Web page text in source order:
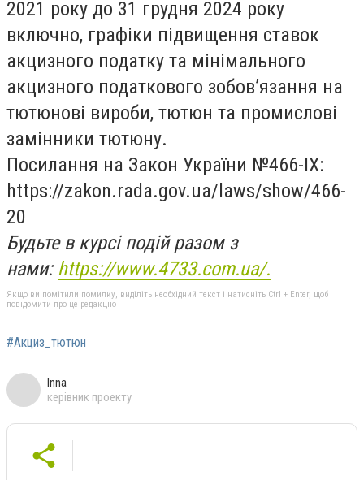
2021 року до 31 грудня 2024 року
включно, графіки підвищення ставок
акцизного податку та мінімального
акцизного податкового зобов’язання на
тютюнові вироби, тютюн та промислові
замінники тютюну.
Посилання на Закон України №466-ІХ:
https://zakon.rada.gov.ua/laws/show/466-
20
Будьте в курсі подій разом з
нами:https://www.4733.com.ua/.
Якщо ви помітили помилку, виділіть необхідний текст і натисніть Ctrl + Enter, щоб
повідомити про це редакцію
#Акциз_тютюн
Inna
керівник проекту